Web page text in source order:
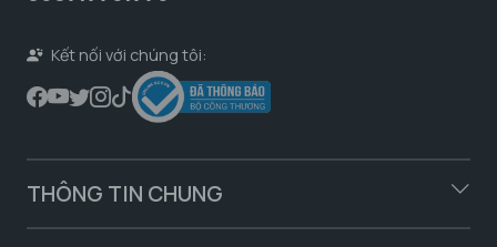
Kết nối với chúng tôi:
THÔNG TIN CHUNG